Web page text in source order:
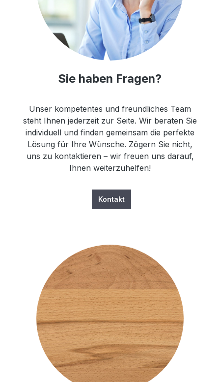
Sie haben Fragen?
Unser kompetentes und freundliches Team
steht Ihnen jederzeit zur Seite. Wir beraten Sie
individuell und finden gemeinsam die perfekte
Lösung für Ihre Wünsche. Zögern Sie nicht,
uns zu kontaktieren – wir freuen uns darauf,
Ihnen weiterzuhelfen!
Kontakt